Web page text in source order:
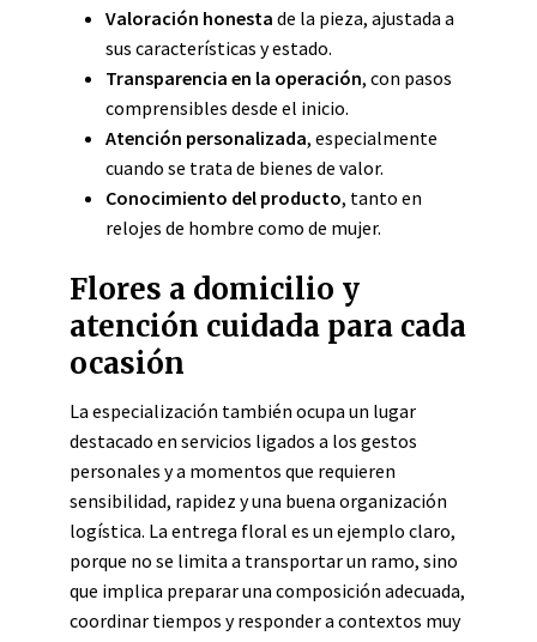
Valoración honesta de la pieza, ajustada a
sus características y estado.
Transparencia en la operación, con pasos
comprensibles desde el inicio.
Atención personalizada, especialmente
cuando se trata de bienes de valor.
Conocimiento del producto, tanto en
relojes de hombre como de mujer.
Flores a domicilio y
atención cuidada para cada
ocasión
La especialización también ocupa un lugar
destacado en servicios ligados a los gestos
personales y a momentos que requieren
sensibilidad, rapidez y una buena organización
logística. La entrega floral es un ejemplo claro,
porque no se limita a transportar un ramo, sino
que implica preparar una composición adecuada,
coordinar tiempos y responder a contextos muy